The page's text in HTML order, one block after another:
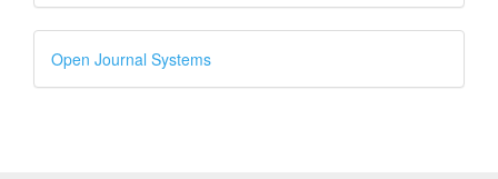
Desenvolvido
por
Open Journal Systems